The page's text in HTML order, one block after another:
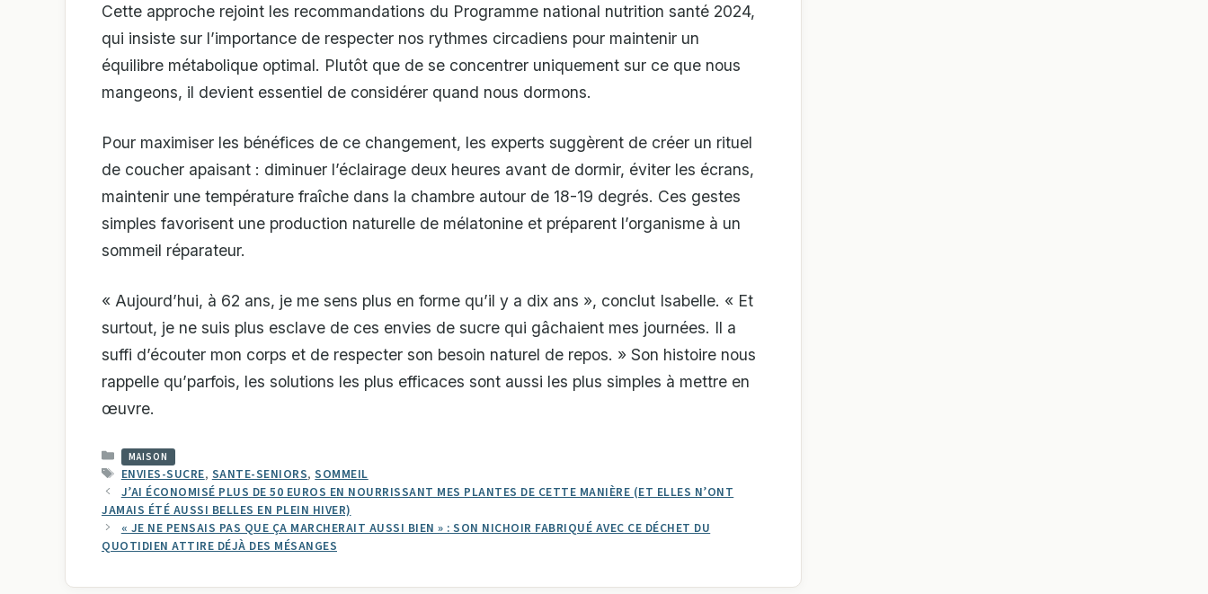
Cette approche rejoint les recommandations du Programme national nutrition santé 2024,
qui insiste sur l’importance de respecter nos rythmes circadiens pour maintenir un
équilibre métabolique optimal. Plutôt que de se concentrer uniquement sur ce que nous
mangeons, il devient essentiel de considérer quand nous dormons.
Pour maximiser les bénéfices de ce changement, les experts suggèrent de créer un rituel
de coucher apaisant : diminuer l’éclairage deux heures avant de dormir, éviter les écrans,
maintenir une température fraîche dans la chambre autour de 18-19 degrés. Ces gestes
simples favorisent une production naturelle de mélatonine et préparent l’organisme à un
sommeil réparateur.
« Aujourd’hui, à 62 ans, je me sens plus en forme qu’il y a dix ans », conclut Isabelle. « Et
surtout, je ne suis plus esclave de ces envies de sucre qui gâchaient mes journées. Il a
suffi d’écouter mon corps et de respecter son besoin naturel de repos. » Son histoire nous
rappelle qu’parfois, les solutions les plus efficaces sont aussi les plus simples à mettre en
œuvre.
CATÉGORIES
MAISON
ÉTIQUETTES
ENVIES-SUCRE, SANTE-SENIORS,SOMMEIL
J’AI ÉCONOMISÉ PLUS DE 50 EUROS EN NOURRISSANT MES PLANTES DE CETTE MANIÈRE (ET ELLES N’ONT
JAMAIS ÉTÉ AUSSI BELLES EN PLEIN HIVER)
« JE NE PENSAIS PAS QUE ÇA MARCHERAIT AUSSI BIEN » : SON NICHOIR FABRIQUÉ AVEC CE DÉCHET DU
QUOTIDIEN ATTIRE DÉJÀ DES MÉSANGES